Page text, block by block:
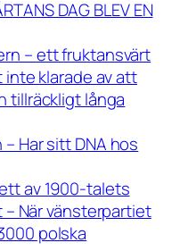
DAG BLEV EN
– ett fruktansvärt
klarade av att
tillräckligt långa
Har sitt DNA hos
av 1900-talets
När vänsterpartiet
polska